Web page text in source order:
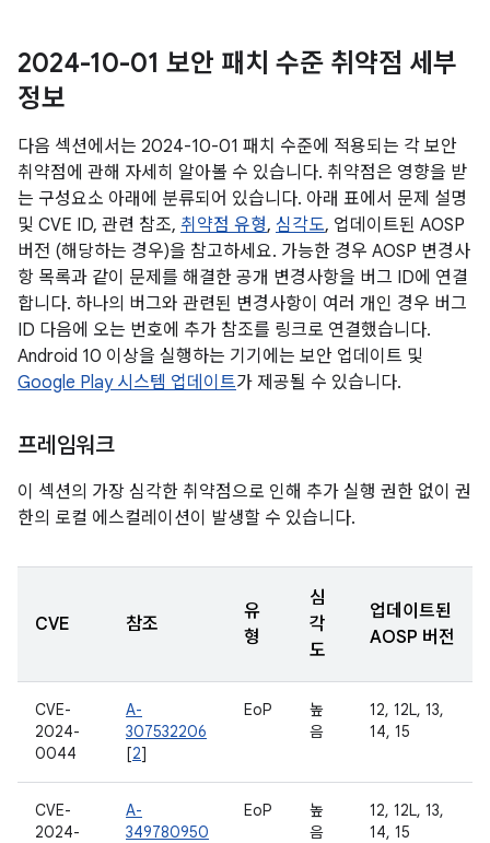
2024-10-01 보안 패치 수준 취약점 세부
정보
다음 섹션에서는 2024-10-01 패치 수준에 적용되는 각 보안
취약점에 관해 자세히 알아볼 수 있습니다. 취약점은 영향을 받
는 구성요소 아래에 분류되어 있습니다. 아래 표에서 문제 설명
및 CVE ID, 관련 참조, 취약점 유형, 심각도, 업데이트된 AOSP
버전 (해당하는 경우)을 참고하세요. 가능한 경우 AOSP 변경사
항 목록과 같이 문제를 해결한 공개 변경사항을 버그 ID에 연결
합니다. 하나의 버그와 관련된 변경사항이 여러 개인 경우 버그
ID 다음에 오는 번호에 추가 참조를 링크로 연결했습니다.
Android 10 이상을 실행하는 기기에는 보안 업데이트 및
Google Play 시스템 업데이트가 제공될 수 있습니다.
프레임워크
이 섹션의 가장 심각한 취약점으로 인해 추가 실행 권한 없이 권
한의 로컬 에스컬레이션이 발생할 수 있습니다.
CVE 참조
유
형
심
각
도
업데이트된
AOSP 버전
CVE-
2024-
0044
A-
307532206
[2]
EoP
높
음
12, 12L, 13,
14, 15
CVE-
2024-
A-
349780950
EoP
높
음
12, 12L, 13,
14, 15